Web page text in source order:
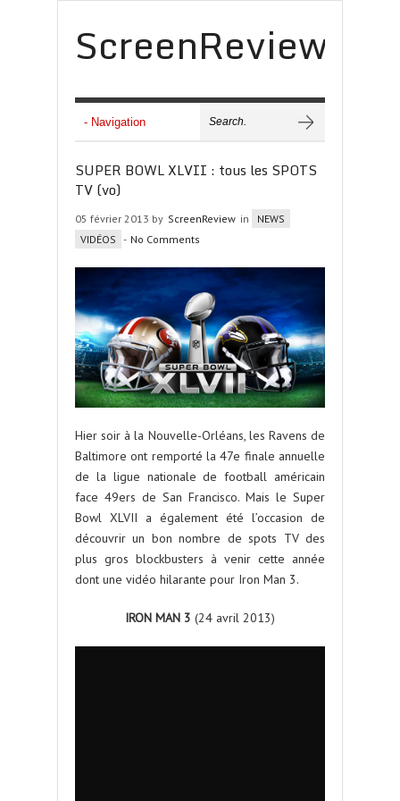
ScreenReview
SUPER BOWL XLVII : tous les SPOTS
TV (vo)
05 février 2013 by ScreenReview in
NEWS
VIDÉOS - No Comments
Hier soir à la Nouvelle-Orléans, les Ravens de
Baltimore ont remporté la 47e finale annuelle
de la ligue nationale de football américain
face 49ers de San Francisco. Mais le Super
Bowl XLVII a également été l’occasion de
découvrir un bon nombre de spots TV des
plus gros blockbusters à venir cette année
dont une vidéo hilarante pour Iron Man 3.
IRON MAN 3 (24 avril 2013)